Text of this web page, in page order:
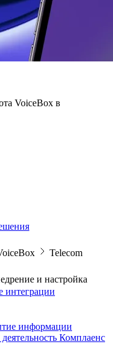
VoiceBox в
Telecom
и настройка
интеграции
информации
Комплаенс